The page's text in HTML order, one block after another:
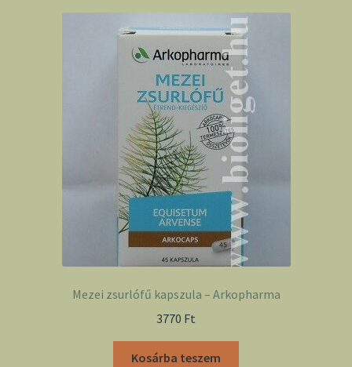
Mezei zsurlófű kapszula – Arkopharma
3770 Ft
Kosárba teszem